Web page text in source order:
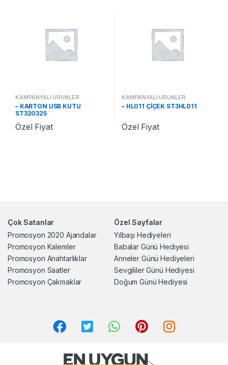
KAMPANYALI ÜRÜNLER
– KARTON USB KUTU
ST320325
Özel Fiyat
KAMPANYALI ÜRÜNLER
– HL011 ÇİÇEK ST3HL011
Özel Fiyat
Çok Satanlar
Promosyon 2020 Ajandalar
Promosyon Kalemler
Promosyon Anahtarlıklar
Promosyon Saatler
Promosyon Çakmaklar
Özel Sayfalar
Yılbaşı Hediyeleri
Babalar Günü Hediyesi
Anneler Günü Hediyeleri
Sevgililer Günü Hediyesi
Doğum Günü Hediyesi